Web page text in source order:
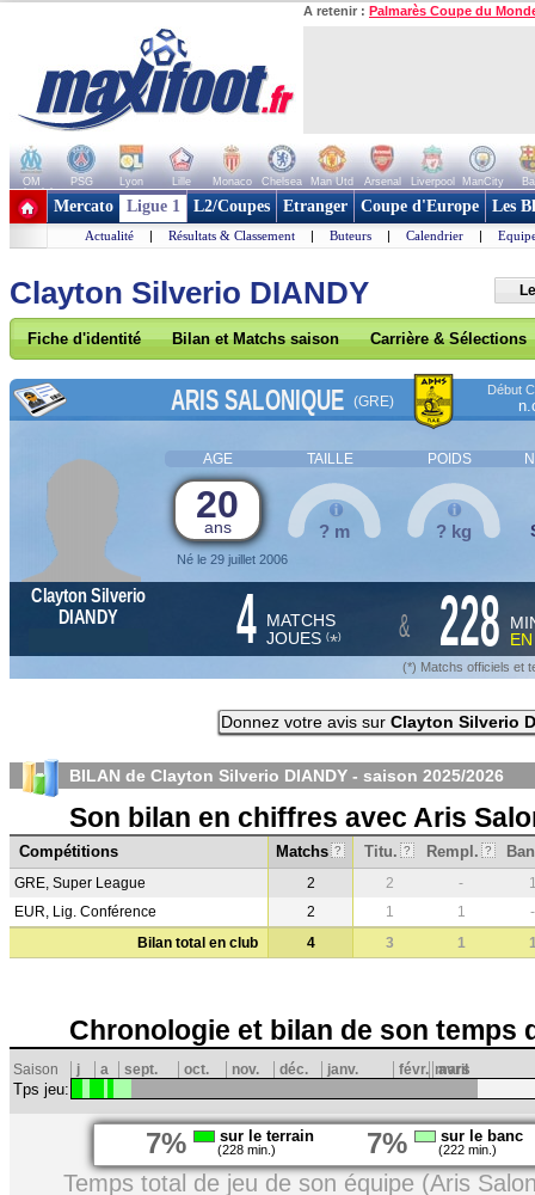
A retenir : Palmarès Coupe du
OM PSG Lyon Lille Monaco Chelsea Man Utd Arsenal Liverpool ManCity
+ de clubs
Mercato Ligue 1 L2/Coupes Etranger Coupe d'Europe Les
Actualité | Résultats & Classement | Buteurs | Calendrier |
Clayton Silverio DIANDY
Fiche d'identité Bilan et Matchs saison Carrière & Sélections
ARIS SALONIQUE (GRE)
Début
AGE TAILLE POIDS
20
ans
Né le 29 juillet 2006
? m ? kg
Clayton Silverio
DIANDY
4 MATCHS
JOUES (*) & 228
(*) Matchs officiels et
Donnez votre avis sur Clayton Silverio
BILAN de Clayton Silverio DIANDY - saison 2025/2026
Son bilan en chiffres avec Aris
Compétitions Matchs ? Titu. ? Rempl. ?
GRE, Super League 2 2 -
EUR, Lig. Conférence
2 1 1
-
Bilan total en club
4 3 1
Chronologie et bilan de son temps
Saison j a sept. oct. nov. déc. janv. févr. mars
avril
Tps jeu:
7% sur le terrain
(228 min.) 7% sur le banc
(222 min.)
Temps total de jeu de son équipe (Aris